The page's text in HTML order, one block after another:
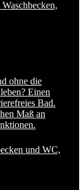
ohne die
Einen
Bad.
Maß an